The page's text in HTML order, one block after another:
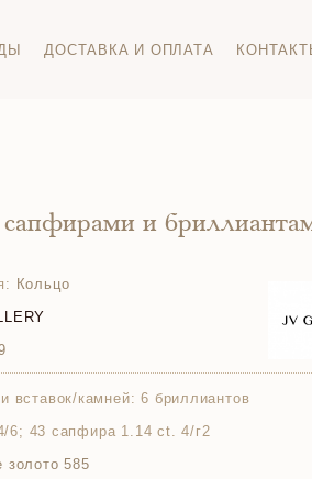
ДОСТАВКА И ОПЛАТА
и
Кольцо
вставок/камней: 6 бриллиантов
6; 43 сапфира 1.14 ct. 4/г2
золото 585